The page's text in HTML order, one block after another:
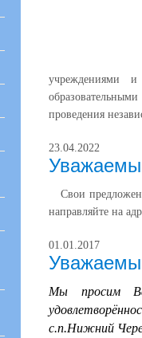
учреждениями и
проведения
23.04.2022
Свои
направляйте на
01.01.2017
Мы просим
с.п.Нижний